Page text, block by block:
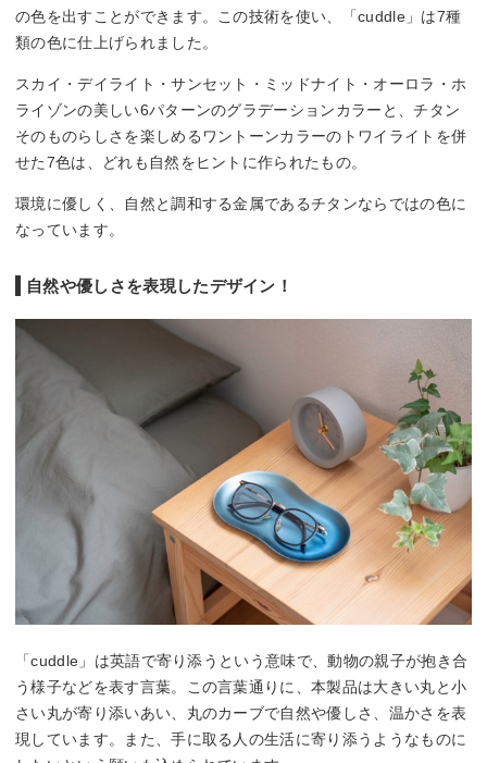
の色を出すことができます。この技術を使い、「cuddle」は7種
類の色に仕上げられました。
スカイ・デイライト・サンセット・ミッドナイト・オーロラ・ホ
ライゾンの美しい6パターンのグラデーションカラーと、チタン
そのものらしさを楽しめるワントーンカラーのトワイライトを併
せた7色は、どれも自然をヒントに作られたもの。
環境に優しく、自然と調和する金属であるチタンならではの色に
なっています。
自然や優しさを表現したデザイン！
「cuddle」は英語で寄り添うという意味で、動物の親子が抱き合
う様子などを表す言葉。この言葉通りに、本製品は大きい丸と小
さい丸が寄り添いあい、丸のカーブで自然や優しさ、温かさを表
現しています。また、手に取る人の生活に寄り添うようなものに